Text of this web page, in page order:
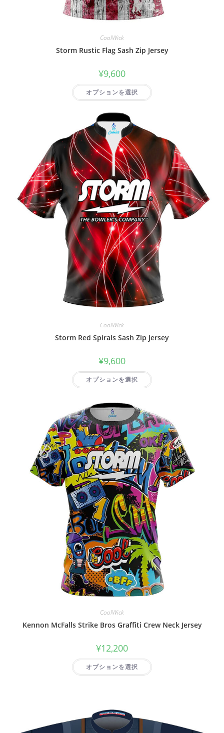
CoolWick
Storm Rustic Flag Sash Zip Jersey
¥9,600
オプションを選択
CoolWick
Storm Red Spirals Sash Zip Jersey
¥9,600
オプションを選択
CoolWick
Kennon McFalls Strike Bros Graffiti Crew Neck Jersey
¥12,200
オプションを選択